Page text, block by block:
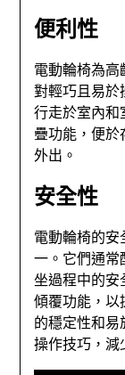
便利性
電動輪椅為
對輕巧且易於
行走於室內
疊功能，便
外出。
安全性
電動輪椅的
一。它們通
坐過程中的
傾覆功能，
的穩定性和
操作技巧，減